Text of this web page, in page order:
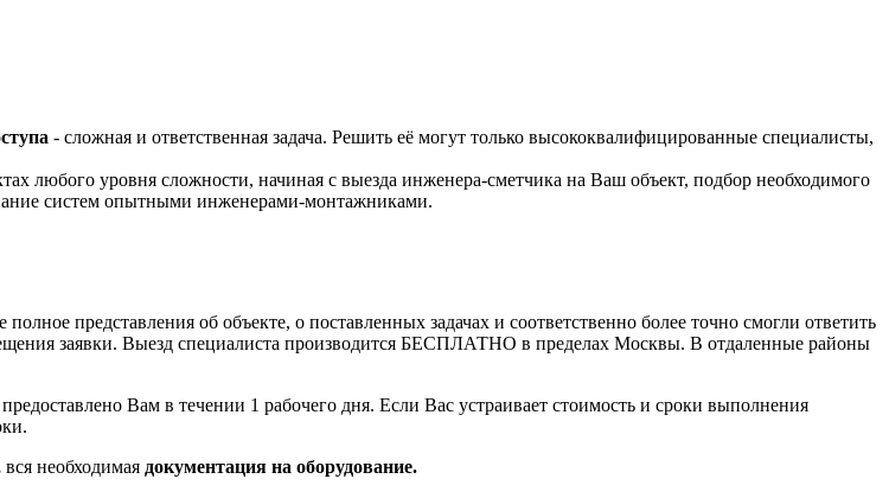
- сложная и ответственная задача. Решить её могут только высококвалифицированные специалисты,
любого уровня сложности, начиная с выезда инженера-сметчика на Ваш объект, подбор необходимого
систем опытными инженерами-монтажниками.
представления об объекте, о поставленных задачах и соответственно более точно смогли ответить
заявки. Выезд специалиста производится БЕСПЛАТНО в пределах Москвы. В отдаленные районы
Вам в течении 1 рабочего дня. Если Вас устраивает стоимость и сроки выполнения
вся необходимая документация на оборудование.